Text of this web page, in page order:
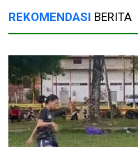
REKOMENDASI BERITA